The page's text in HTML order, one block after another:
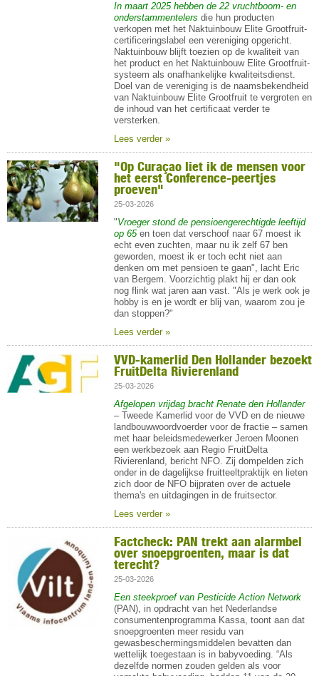
In maart 2025 hebben de 22 vruchtboom- en
onderstammentelers die hun producten
verkopen met het Naktuinbouw Elite Grootfruit-
certificeringslabel een vereniging opgericht.
Naktuinbouw blijft toezien op de kwaliteit van
het product en het Naktuinbouw Elite Grootfruit-
systeem als onafhankelijke kwaliteitsdienst.
Doel van de vereniging is de naamsbekendheid
van Naktuinbouw Elite Grootfruit te vergroten en
de inhoud van het certificaat verder te
versterken.
Lees verder »
"Op Curaçao liet ik de mensen voor
het eerst Conference-peertjes
proeven"
25-03-2026
"Vroeger stond de pensioengerechtigde leeftijd
op 65en toen dat verschoof naar 67 moest ik
echt even zuchten, maar nu ik zelf 67 ben
geworden, moest ik er toch echt niet aan
denken om met pensioen te gaan", lacht Eric
van Bergem. Voorzichtig plakt hij er dan ook
nog flink wat jaren aan vast. "Als je werk ook je
hobby is en je wordt er blij van, waarom zou je
dan stoppen?"
Lees verder »
VVD-kamerlid Den Hollander bezoekt
FruitDelta Rivierenland
25-03-2026
Afgelopen vrijdag bracht Renate den Hollander
– Tweede Kamerlid voor de VVD en de nieuwe
landbouwwoordvoerder voor de fractie – samen
met haar beleidsmedewerker Jeroen Moonen
een werkbezoek aan Regio FruitDelta
Rivierenland, bericht NFO. Zij dompelden zich
onder in de dagelijkse fruitteeltpraktijk en lieten
zich door de NFO bijpraten over de actuele
thema's en uitdagingen in de fruitsector.
Lees verder »
Factcheck: PAN trekt aan alarmbel
over snoepgroenten, maar is dat
terecht?
25-03-2026
Een steekproef van Pesticide Action Network
(PAN), in opdracht van het Nederlandse
consumentenprogramma Kassa, toont aan dat
snoepgroenten meer residu van
gewasbeschermingsmiddelen bevatten dan
wettelijk toegestaan is in babyvoeding. “Als
dezelfde normen zouden gelden als voor